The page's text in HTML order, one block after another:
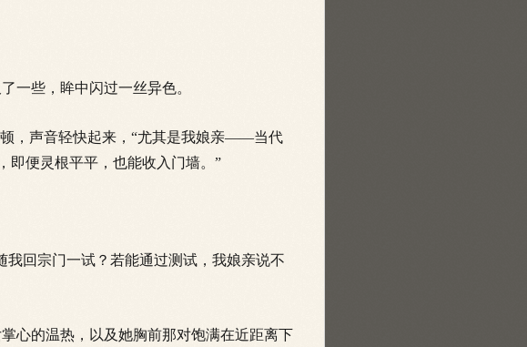
些，眸中闪过一丝异色。
，声音轻快起来，“尤其是我娘亲——当代
即便灵根平平，也能收入门墙。”
回宗门一试？若能通过测试，我娘亲说不
的温热，以及她胸前那对饱满在近距离下